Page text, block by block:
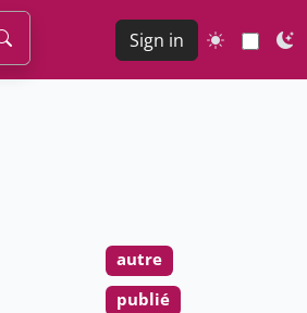
Sign in
autre
publié